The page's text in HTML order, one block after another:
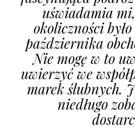
uświadamia
okoliczności
października
Nie mogę w to
uwierzyć we
marek ślubnych.
niedługo